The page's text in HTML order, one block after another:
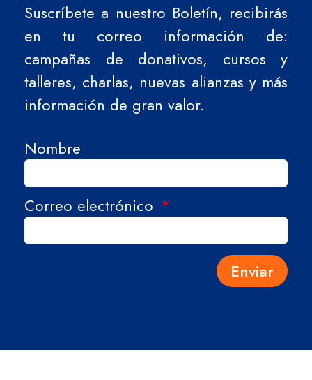
Suscríbete a nuestro Boletín, recibirás
en tu correo información de:
campañas de donativos, cursos y
talleres, charlas, nuevas alianzas y más
información de gran valor.
Nombre
Correo electrónico
Enviar